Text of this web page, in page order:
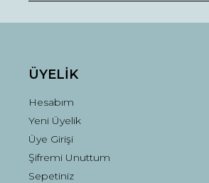
ÜYELİK
Hesabım
Yeni Üyelik
Üye Girişi
Şifremi Unuttum
Sepetiniz